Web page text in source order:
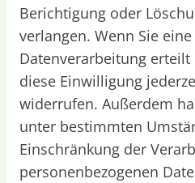
Berichtigung oder
verlangen. Wenn Sie
Datenverarbeitung erteilt
diese Einwilligung
widerrufen. Außerdem
unter bestimmten
Einschränkung der
personenbezogenen